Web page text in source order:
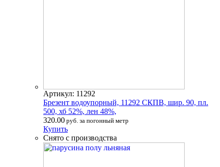
Артикул: 11292
Брезент водоупорный, 11292 СКПВ, шир. 90, пл.
500, хб 52%, лен 48%,
320.00 руб. за погонный метр
Купить
Снято с производства